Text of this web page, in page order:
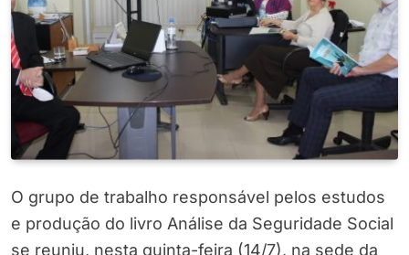
O grupo de trabalho responsável pelos estudos
e produção do livro Análise da Seguridade Social
se reuniu, nesta quinta-feira (14/7), na sede da